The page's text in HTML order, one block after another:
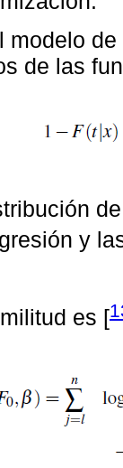
modelo
de las
y
es [